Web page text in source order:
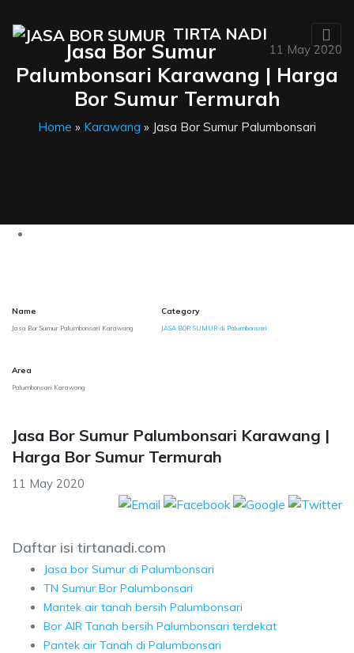
TIRTA NADI
11 May 2020
Jasa Bor Sumur
Palumbonsari Karawang | Harga
Bor Sumur Termurah
Home » Karawang » Jasa Bor Sumur Palumbonsari
Name
Jasa Bor Sumur Palumbonsari Karawang
Category
JASA BOR SUMUR di Palumbonsari
Area
Palumbonsari Karawang
Jasa Bor Sumur Palumbonsari Karawang |
Harga Bor Sumur Termurah
11 May 2020
Daftar isi tirtanadi.com
Jasa bor Sumur di Palumbonsari
TN Sumur Bor Palumbonsari
Mantek air tanah bersih Palumbonsari
Bor AIR Tanah bersih Palumbonsari terdekat
Pantek air Tanah di Palumbonsari